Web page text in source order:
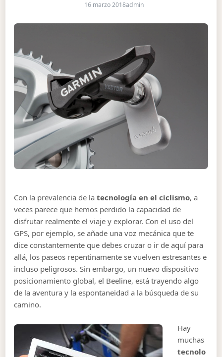
16 marzo 2018admin
Con la prevalencia de latecnología en el ciclismo, a
veces parece que hemos perdido la capacidad de
disfrutar realmente el viaje y explorar. Con el uso del
GPS, por ejemplo, se añade una voz mecánica que te
dice constantemente que debes cruzar o ir de aquí para
allá, los paseos repentinamente se vuelven estresantes e
incluso peligrosos. Sin embargo, un nuevo dispositivo
posicionamiento global, el Beeline, está trayendo algo
de la aventura y la espontaneidad a la búsqueda de su
camino.
Hay
muchas
tecnolo